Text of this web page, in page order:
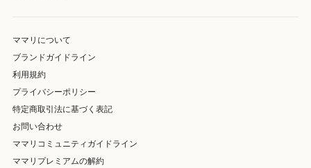
ママリについて
ブランドガイドライン
利用規約
プライバシーポリシー
特定商取引法に基づく表記
お問い合わせ
ママリコミュニティガイドライン
ママリプレミアムの解約